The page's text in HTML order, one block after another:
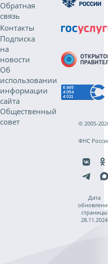
Обратная
связь
Контакты
Подписка
на
новости
Об
использовании
информации
сайта
Общественный
совет
© 2005-
ФНС
Дата
страницы
28.11.2024